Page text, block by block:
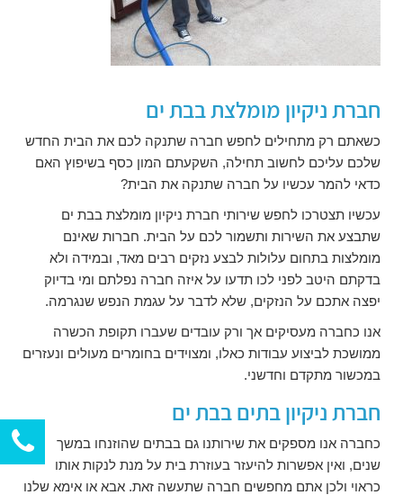
חברת ניקיון מומלצת בבת ים
כשאתם רק מתחילים לחפש חברה שתנקה לכם את הבית החדש
שלכם עליכם לחשוב תחילה, השקעתם המון כסף בשיפוץ האם
כדאי להמר עכשיו על חברה שתנקה את הבית?
עכשיו תצטרכו לחפש שירותי חברת ניקיון מומלצת בבת ים
שתבצע את השירות ותשמור לכם על הבית. חברות שאינם
מומלצות בתחום עלולות לבצע נזקים רבים מאד, ובמידה ולא
בדקתם היטב לפני לכו תדעו על איזה חברה נפלתם ומי בדיוק
יפצה אתכם על הנזקים, שלא לדבר על עגמת הנפש שנגרמה.
אנו כחברה מעסיקים אך ורק עובדים שעברו תקופת הכשרה
ממושכת לביצוע עבודות כאלו, ומצוידים בחומרים מעולים ונעזרים
במכשור מתקדם וחדשני.
חברת ניקיון בתים בבת ים
כחברה אנו מספקים את שירותנו גם בבתים שהוזנחו במשך
שנים, ואין אפשרות להיעזר בעוזרת בית על מנת לנקות אותו
כראוי ולכן אתם מחפשים חברה שתעשה זאת. אבא או אימא שלנו